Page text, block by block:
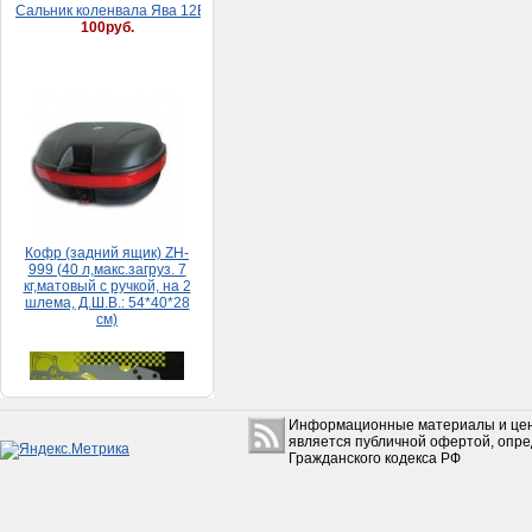
Кофр (задний ящик) ZH-
999 (40 л,макс.загруз. 7
кг,матовый с ручкой, на 2
шлема, Д.Ш.В.: 54*40*28
см)
Информационные материалы и
является публичной офертой,
Гражданского кодекса РФ